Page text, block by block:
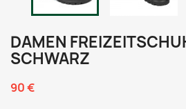
DAMEN
SCHWARZ
90 €